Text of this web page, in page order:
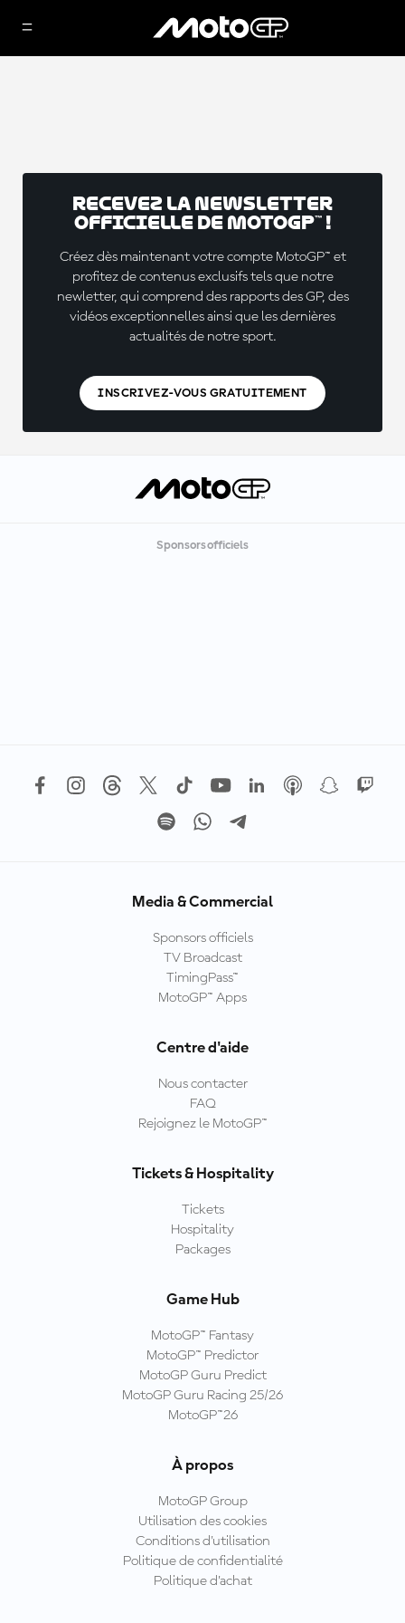
Recevez la Newsletter
officielle de MotoGP™ !
Créez dès maintenant votre compte MotoGP™ et
profitez de contenus exclusifs tels que notre
newletter, qui comprend des rapports des GP, des
vidéos exceptionnelles ainsi que les dernières
actualités de notre sport.
INSCRIVEZ-VOUS GRATUITEMENT
Sponsors officiels
Media & Commercial
Sponsors officiels
TV Broadcast
TimingPass™
MotoGP™ Apps
Centre d'aide
Nous contacter
FAQ
Rejoignez le MotoGP™
Tickets & Hospitality
Tickets
Hospitality
Packages
Game Hub
MotoGP™ Fantasy
MotoGP™ Predictor
MotoGP Guru Predict
MotoGP Guru Racing 25/26
MotoGP™26
À propos
MotoGP Group
Utilisation des cookies
Conditions d'utilisation
Politique de confidentialité
Politique d’achat